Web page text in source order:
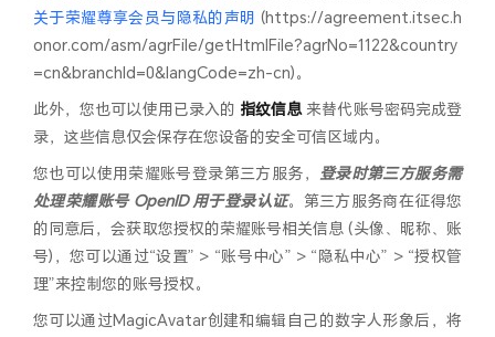
关于荣耀尊享会员与隐私的声明 (https://agreement.itsec.h
onor.com/asm/agrFile/getHtmlFile?agrNo=1122&country
=cn&branchId=0&langCode=zh-cn)。
此外，您也可以使用已录入的 指纹信息来替代账号密码完成登
录，这些信息仅会保存在您设备的安全可信区域内。
您也可以使用荣耀账号登录第三方服务，
登录时第三方服务需
处理荣耀账号 OpenID 用于登录认证。第三方服务商在征得您
的同意后，会获取您授权的荣耀账号相关信息 (头像、昵称、账
号)，您可以通过“设置” > “账号中心” > “隐私中心” > “授权管
理”来控制您的账号授权。
您可以通过MagicAvatar创建和编辑自己的数字人形象后，将